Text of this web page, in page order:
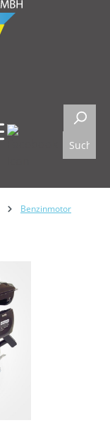
Benzinmotor